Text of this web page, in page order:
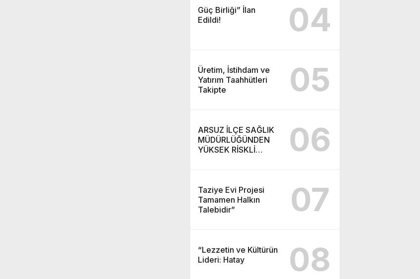
Güç Birliği” İlan
Edildi!
04
Üretim, İstihdam ve
Yatırım Taahhütleri
Takipte
05
ARSUZ İLÇE SAĞLIK
MÜDÜRLÜĞÜNDEN
YÜKSEK RİSKLİ
06
Taziye Evi Projesi
Tamamen Halkın
Talebidir”
07
“Lezzetin ve Kültürün
Lideri: Hatay
08